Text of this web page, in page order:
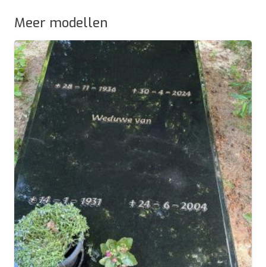
Meer modellen